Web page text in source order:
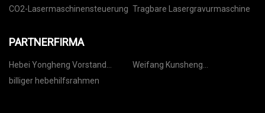
CO2-Lasermaschinensteuerung Tragbare Lasergravurmaschine
PARTNERFIRMA
Hebei Yongheng Vorstand
Industrie Co., Ltd.
Weifang Kunsheng
billiger hebehilfsrahmen